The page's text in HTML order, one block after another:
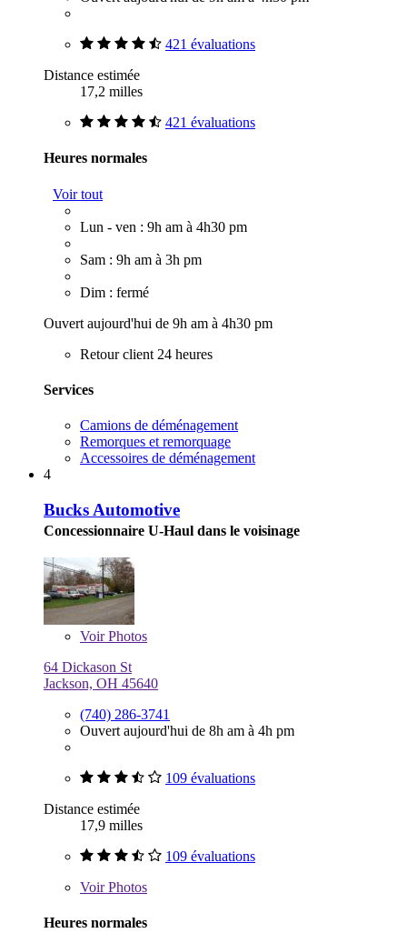
421 évaluations
Distance estimée
17,2 milles
421 évaluations
Heures normales
Voir tout
Lun - ven : 9h am à 4h30 pm
Sam : 9h am à 3h pm
Dim : fermé
Ouvert aujourd'hui de 9h am à 4h30 pm
Retour client 24 heures
Services
Camions de déménagement
Remorques et remorquage
Accessoires de déménagement
4
Bucks Automotive
Concessionnaire U-Haul dans le voisinage
VoirPhotos
64 Dickason St
Jackson, OH 45640
(740) 286-3741
Ouvert aujourd'hui de 8h am à 4h pm
109 évaluations
Distance estimée
17,9 milles
109 évaluations
VoirPhotos
Heures normales